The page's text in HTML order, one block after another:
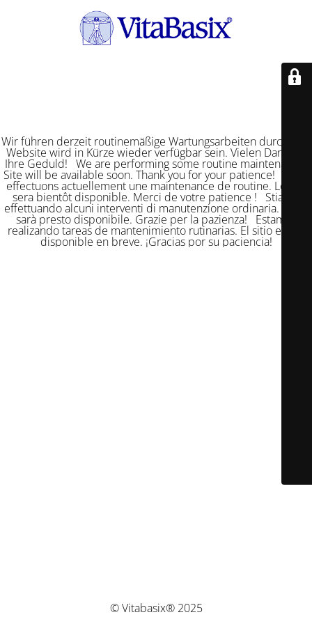
Wir führen derzeit routinemäßige Wartungsarbeiten durch. Die
Website wird in Kürze wieder verfügbar sein. Vielen Dank für
Ihre Geduld! We are performing some routine maintenance.
Site will be available soon. Thank you for your patience! Nous
effectuons actuellement une maintenance de routine. Le site
sera bientôt disponible. Merci de votre patience ! Stiamo
effettuando alcuni interventi di manutenzione ordinaria. Il sito
sarà presto disponibile. Grazie per la pazienza! Estamos
realizando tareas de mantenimiento rutinarias. El sitio estará
disponible en breve. ¡Gracias por su paciencia!
© Vitabasix® 2025